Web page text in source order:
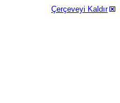
Çerçeveyi Kaldır